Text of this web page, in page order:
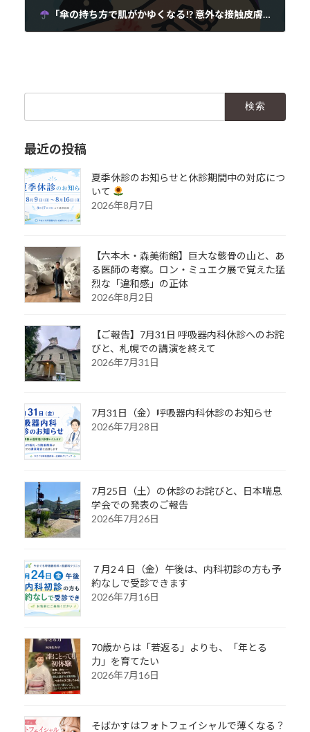
「傘の持ち方で肌がかゆくなる!? 意外な接触皮膚炎の原因とは」
最近の投稿
夏季休診のお知らせと休診期間中の対応につ
いて
2026年8月7日
【六本木・森美術館】巨大な骸骨の山と、あ
る医師の考察。ロン・ミュエク展で覚えた猛
烈な「違和感」の正体
2026年8月2日
【ご報告】7月31日 呼吸器内科休診へのお詫
びと、札幌での講演を終えて
2026年7月31日
7月31日（金）呼吸器内科休診のお知らせ
2026年7月28日
7月25日（土）の休診のお詫びと、日本喘息
学会での発表のご報告
2026年7月26日
７月2４日（金）午後は、内科初診の方も予
約なしで受診できます
2026年7月16日
70歳からは「若返る」よりも、「年とる
力」を育てたい
2026年7月16日
そばかすはフォトフェイシャルで薄くなる？